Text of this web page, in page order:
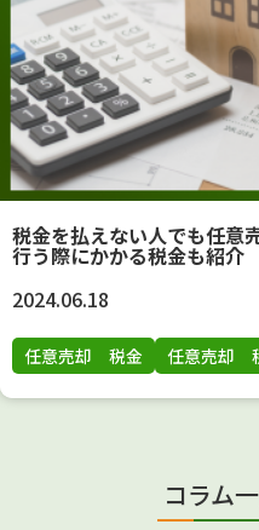
税金を払えない人でも任意
行う際にかかる税金も紹介
2024.06.18
任意売却 税金 任意売却
コラム